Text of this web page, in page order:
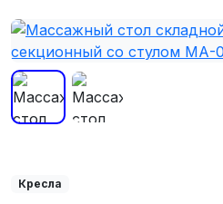
Кресла